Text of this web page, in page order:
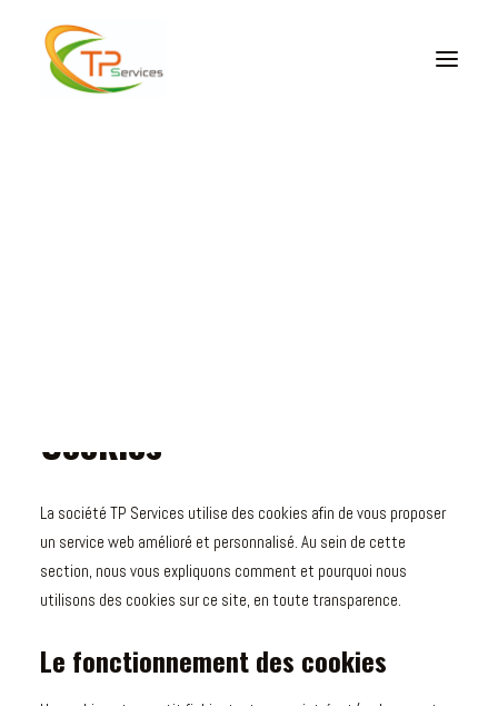
Cookies
La société TP Services utilise des cookies afin de vous proposer
un service web amélioré et personnalisé. Au sein de cette
section, nous vous expliquons comment et pourquoi nous
utilisons des cookies sur ce site, en toute transparence.
Le fonctionnement des cookies